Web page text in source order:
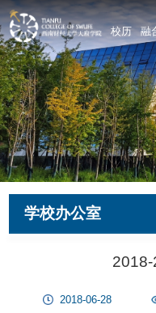
校历 融
学校办公室
2018-06-28